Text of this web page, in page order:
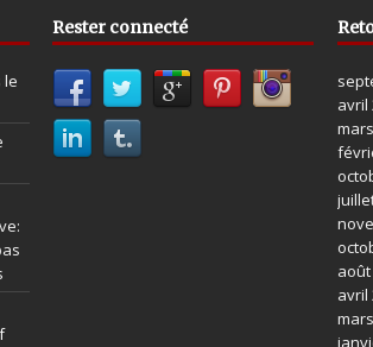
le
Rester connecté
avril
août
avril